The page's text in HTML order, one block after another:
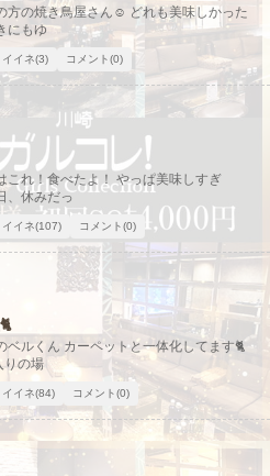
方の焼き鳥屋さん☺️ どれも美味しかった
にもゆ
イイネ(3) コメント(0)
これ！食べたよ！ やっぱ美味しすぎ
、休みだっ
イイネ(107) コメント(0)
ベルくん カーペットと一体化してます🐈
りの場
イイネ(84) コメント(0)